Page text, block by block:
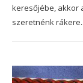
keresőjébe, akkor
szeretnénk